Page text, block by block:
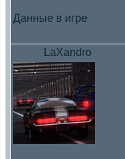
Данные в игре
LaXandro